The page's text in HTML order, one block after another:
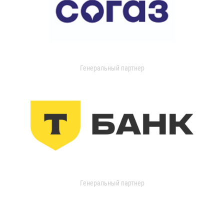
Генеральный партнер
Генеральный партнер